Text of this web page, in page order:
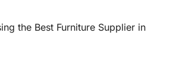
the Best Furniture Supplier in